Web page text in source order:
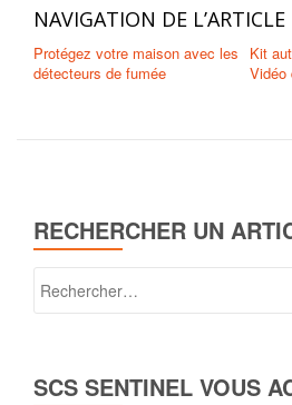
NAVIGATION DE L’ARTICLE
Protégez votre maison avec les
détecteurs de fumée
Kit
Vidéo
RECHERCHER UN
SCS SENTINEL VOUS